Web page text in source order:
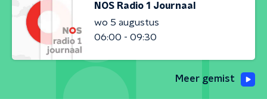
NOS Radio 1 Journaal
wo 5 augustus
06:00 - 09:30
Meer gemist